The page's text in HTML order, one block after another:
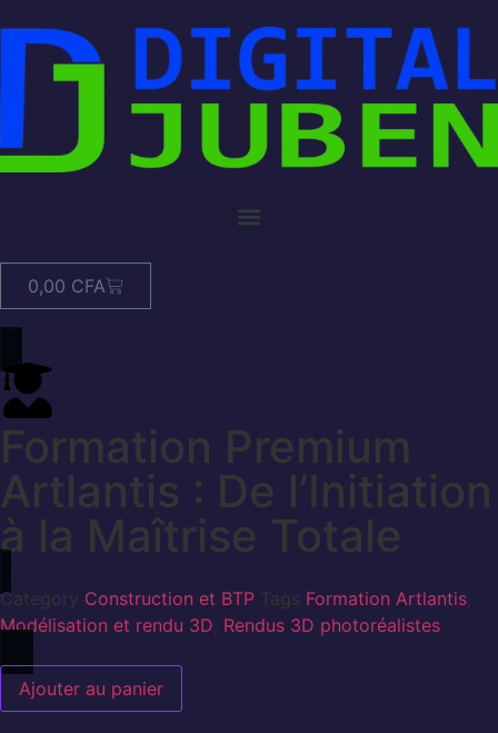
0,00 CFA
Formation Premium
Artlantis : De l’Initiation
à la Maîtrise Totale
Category Construction et BTP Tags Formation Artlantis
Modélisation et rendu 3D Rendus 3D photoréalistes
Ajouter au panier